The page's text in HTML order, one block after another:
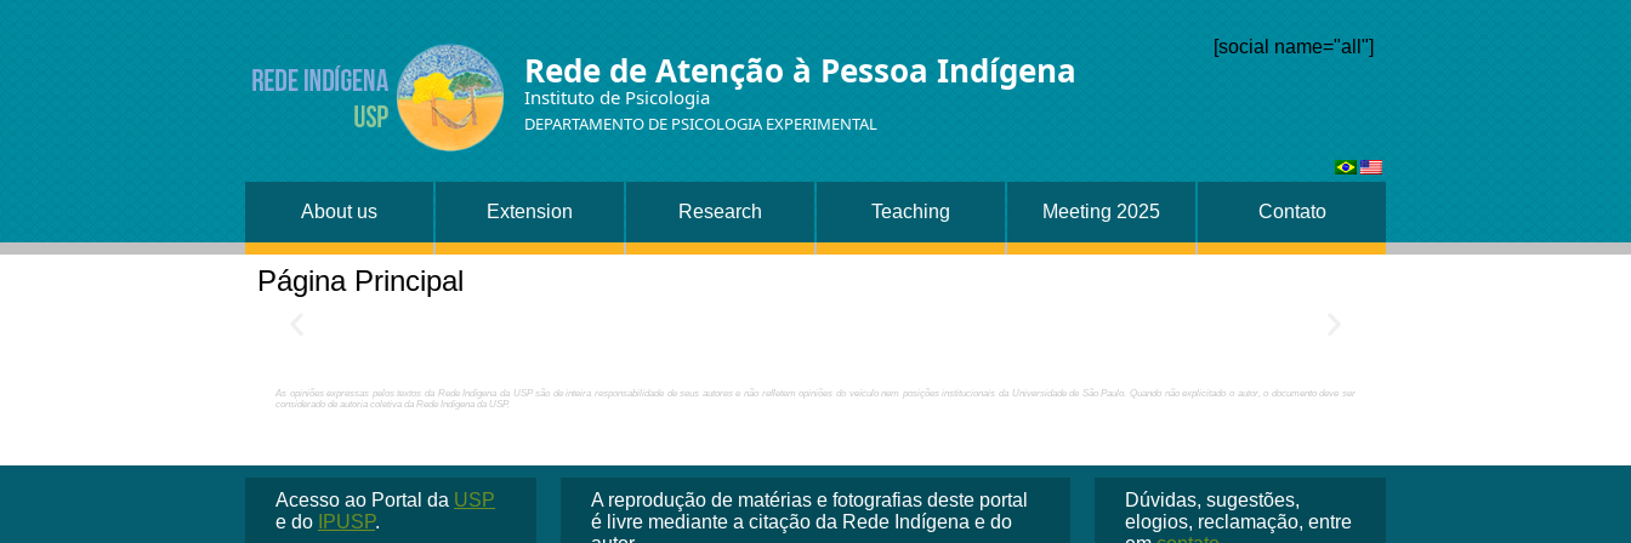
Rede de Atenção à Pessoa Indígena
Instituto de Psicologia
DEPARTAMENTO DE PSICOLOGIA EXPERIMENTAL
[social name="all"]
About us Extension Research Teaching Meeting 2025 Contato
Página Principal
As opiniões expressas pelos textos da Rede Indígena da USP são de inteira responsabilidade de seus autores e não refletem opiniões do veículo nem posições institucionais da Universidade de São Paulo. Quando não explicitado o autor, o documento deve ser
considerado de autoria coletiva da Rede Indígena da USP.
Acesso ao Portal da USP
e do
IPUSP.
A reprodução de matérias e fotografias deste portal
é livre mediante a citação da Rede Indígena e do
Dúvidas, sugestões,
elogios, reclamação, entre